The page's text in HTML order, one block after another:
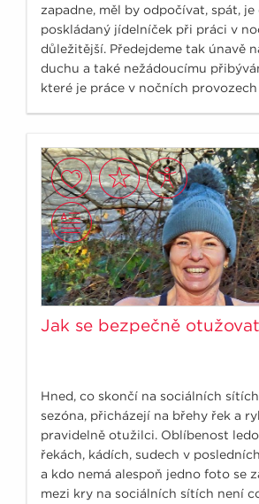
zapadne, měl by odpočívat, spát, je
poskládaný jídelníček při práci v
důležitější. Předejdeme tak únavě
duchu a také nežádoucímu
které je práce v nočních
Jak se bezpečně
Hned, co skončí na sociálních
sezóna, přicházejí na břehy řek a
pravidelně otužilci. Oblíbenost
řekách, kádích, sudech v
a kdo nemá alespoň jedno foto se
mezi kry na sociálních sítích není